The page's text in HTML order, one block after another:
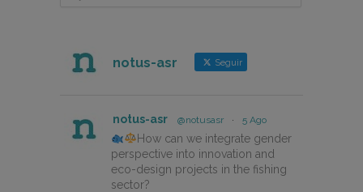
notus-asr Seguir
notus-asr @notusasr · 5 Ago
How can we integrate gender
perspective into innovation and
eco-design projects in the fishing
sector?